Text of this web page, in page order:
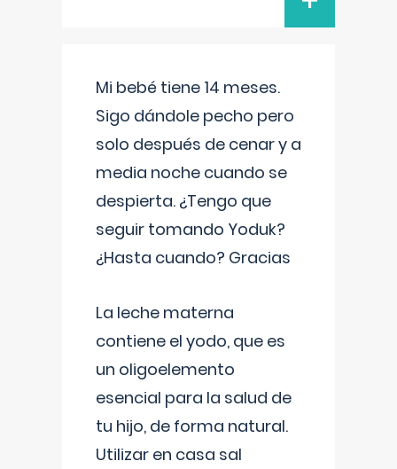
Mi bebé tiene 14 meses.
Sigo dándole pecho pero
solo después de cenar y a
media noche cuando se
despierta. ¿Tengo que
seguir tomando Yoduk?
¿Hasta cuando? Gracias
La leche materna
contiene el yodo, que es
un oligoelemento
esencial para la salud de
tu hijo, de forma natural.
Utilizar en casa sal